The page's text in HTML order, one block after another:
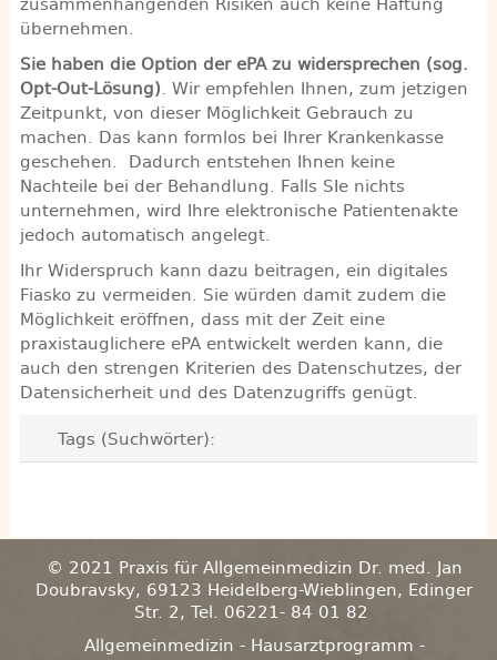
übernehmen.
Sie haben die Option der ePA zu widersprechen (sog.
Opt-Out-Lösung). Wir empfehlen Ihnen, zum jetzigen
Zeitpunkt, von dieser Möglichkeit Gebrauch zu
machen. Das kann formlos bei Ihrer Krankenkasse
geschehen. Dadurch entstehen Ihnen keine
Nachteile bei der Behandlung. Falls SIe nichts
unternehmen, wird Ihre elektronische Patientenakte
jedoch automatisch angelegt.
Ihr Widerspruch kann dazu beitragen, ein digitales
Fiasko zu vermeiden. Sie würden damit zudem die
Möglichkeit eröffnen, dass mit der Zeit eine
praxistauglichere ePA entwickelt werden kann, die
auch den strengen Kriterien des Datenschutzes, der
Datensicherheit und des Datenzugriffs genügt.
Tags (Suchwörter):
© 2021 Praxis für Allgemeinmedizin Dr. med. Jan
Doubravsky, 69123 Heidelberg-Wieblingen, Edinger
Str. 2, Tel. 06221- 84 01 82
Allgemeinmedizin - Hausarztprogramm -